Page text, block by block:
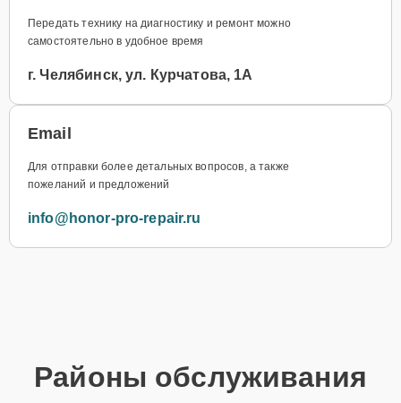
Передать технику на диагностику и ремонт можно
самостоятельно в удобное время
г. Челябинск, ул. Курчатова, 1А
Email
Для отправки более детальных вопросов, а также
пожеланий и предложений
info@honor-pro-repair.ru
Районы обслуживания